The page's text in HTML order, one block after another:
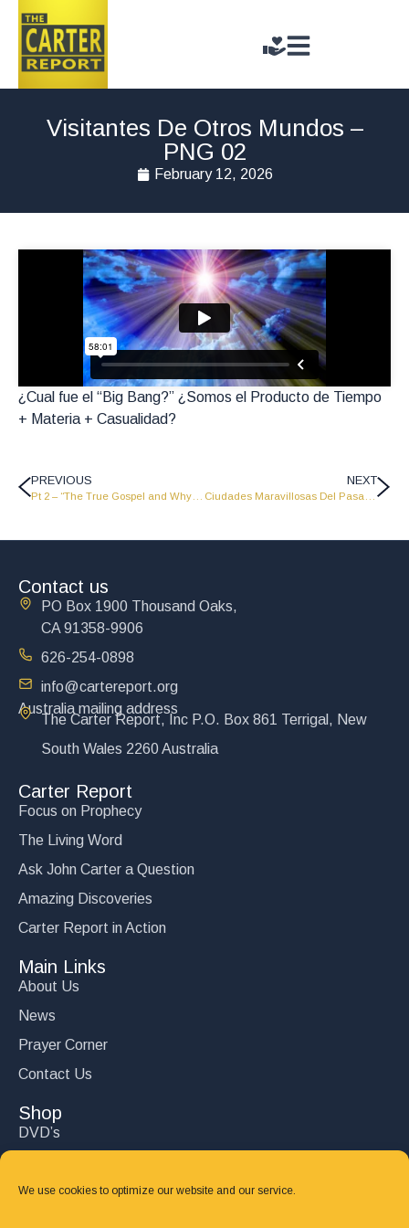
We use cookies to optimize our website and our service.
Visitantes De Otros Mundos –
PNG 02
February 12, 2026
¿Cual fue el “Big Bang?” ¿Somos el Producto de Tiempo
+ Materia + Casualidad?
PREVIOUS NEXT
Contact us
PO Box 1900 Thousand Oaks,
CA 91358-9906
626-254-0898
info@cartereport.org
Australia mailing address
The Carter Report, Inc P.O. Box 861 Terrigal, New
South Wales 2260 Australia
Carter Report
Focus on Prophecy
The Living Word
Ask John Carter a Question
Amazing Discoveries
Carter Report in Action
Main Links
About Us
News
Prayer Corner
Contact Us
Shop
DVD’s
CD's